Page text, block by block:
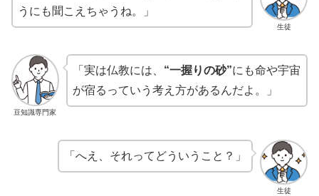
生徒
うにも聞こえちゃうね。」
豆知識専門家
「実は仏教には、 “一握りの砂”にも命や宇宙
が宿るっていう考え方があるんだよ。」
生徒
「へえ、それってどういうこと？」